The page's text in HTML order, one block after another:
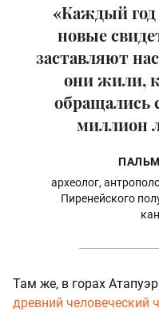
«Каждый
новые
заставляют
они жили,
обращались
миллион
археолог,
Пиренейского
Там же, в горах
древний человеческий